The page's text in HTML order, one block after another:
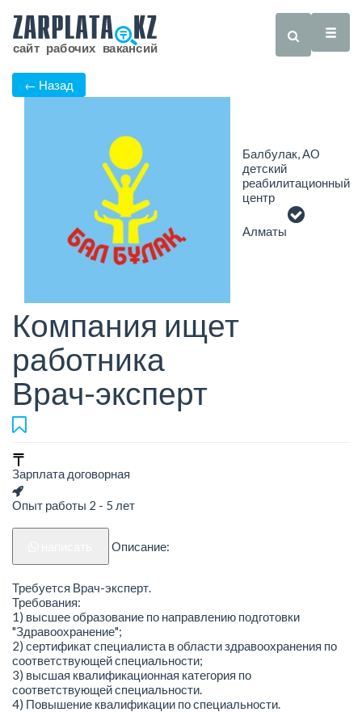
← Назад
Балбулак, АО
детский
реабилитационный
центр
Алматы
Компания ищет
работника
Врач-эксперт
Зарплата договорная
Опыт работы 2 - 5 лет
Описание:
Требуется Врач-эксперт.
Требования:
1) высшее образование по направлению подготовки
"Здравоохранение";
2) сертификат специалиста в области здравоохранения по
соответствующей специальности;
3) высшая квалификационная категория по
соответствующей специальности.
4) Повышение квалификации по специальности.